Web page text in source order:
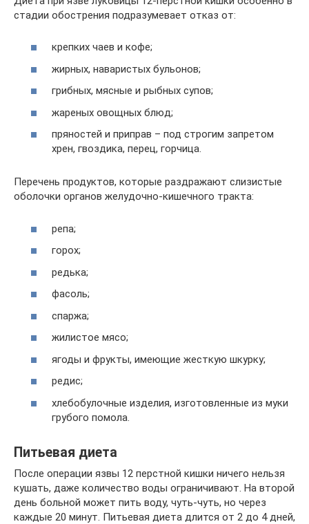
стадии обострения подразумевает отказ от:
крепких чаев и кофе;
жирных, наваристых бульонов;
грибных, мясные и рыбных супов;
жареных овощных блюд;
пряностей и приправ – под строгим запретом
хрен, гвоздика, перец, горчица.
Перечень продуктов, которые раздражают слизистые
оболочки органов желудочно-кишечного тракта:
репа;
горох;
редька;
фасоль;
спаржа;
жилистое мясо;
ягоды и фрукты, имеющие жесткую шкурку;
редис;
хлебобулочные изделия, изготовленные из муки
грубого помола.
Питьевая диета
После операции язвы 12 перстной кишки ничего нельзя
кушать, даже количество воды ограничивают. На второй
день больной может пить воду, чуть-чуть, но через
каждые 20 минут. Питьевая диета длится от 2 до 4 дней,